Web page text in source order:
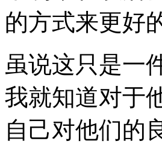
的方式来更好
虽说这只是一
我就知道对于
自己对他们的